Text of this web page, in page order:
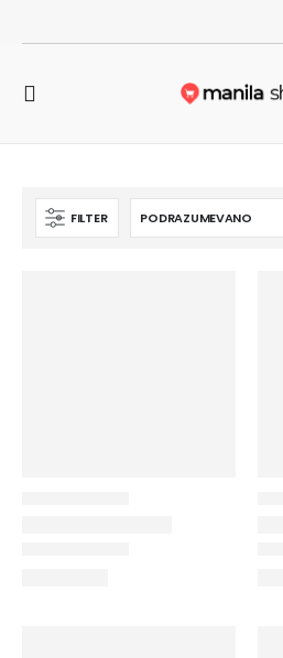
FILTER